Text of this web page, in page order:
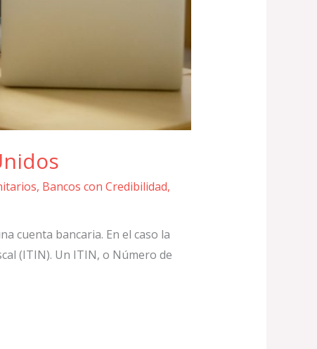
, Bancos con Credibilidad,
cuenta bancaria. En el caso la
(ITIN). Un ITIN, o Número de